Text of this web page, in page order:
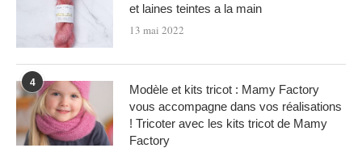
et laines teintes a la main
13 mai 2022
4
Modèle et kits tricot : Mamy Factory
vous accompagne dans vos réalisations
! Tricoter avec les kits tricot de Mamy
Factory